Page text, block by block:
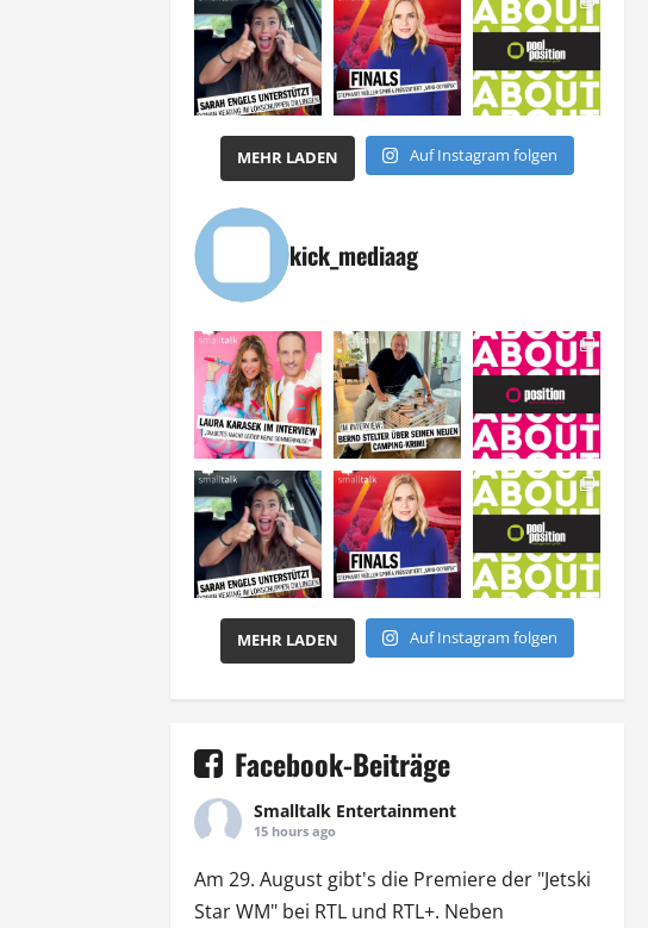
MEHR LADEN Auf Instagram folgen
kick_mediaag
MEHR LADEN Auf Instagram folgen
Facebook-Beiträge
Smalltalk Entertainment
15 hours ago
Am 29. August gibt's die Premiere der "Jetski
Star WM" bei RTLund RTL+. Neben